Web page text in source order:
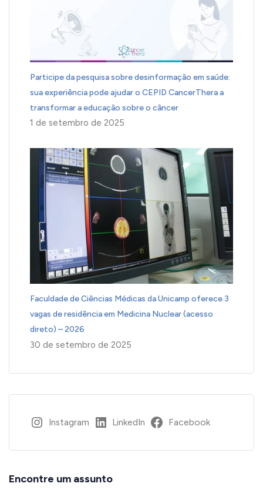
Participe da pesquisa sobre desinformação em saúde:
sua experiência pode ajudar o CEPID CancerThera a
transformar a educação sobre o câncer
1 de setembro de 2025
Faculdade de Ciências Médicas da Unicamp oferece 3
vagas de residência em Medicina Nuclear (acesso
direto) – 2026
30 de setembro de 2025
Instagram LinkedIn Facebook
Encontre um assunto